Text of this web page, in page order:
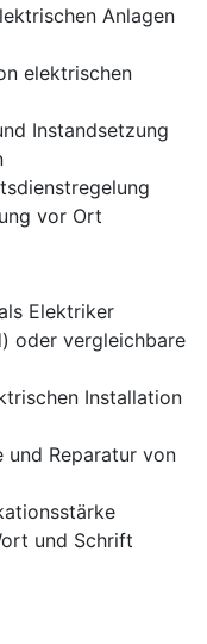
Anlagen
elektrischen
Instandsetzung
vor Ort
Elektriker
oder vergleichbare
Installation
und Reparatur von
und Schrift